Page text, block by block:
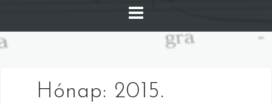
Hónap: 2015.